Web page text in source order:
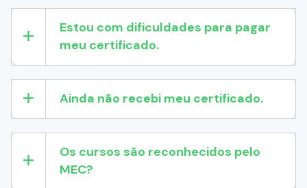
Estou com dificuldades para pagar
meu certificado.
Ainda não recebi meu certificado.
Os cursos são reconhecidos pelo
MEC?